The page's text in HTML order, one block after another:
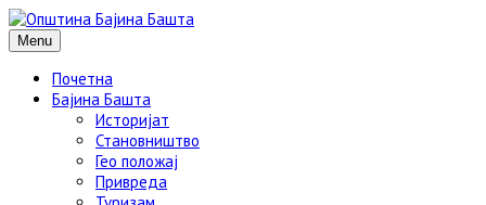
Menu
Почетна
Бајина Башта
Историјат
Становништво
Гео положај
Привреда